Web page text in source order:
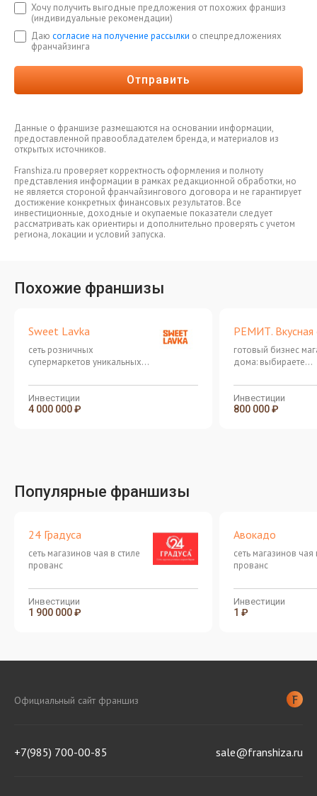
Хочу получить выгодные предложения от похожих франшиз
(индивидуальные рекомендации)
Даю согласие на получение рассылки о спецпредложениях
франчайзинга
Отправить
Данные о франшизе размещаются на основании информации,
предоставленной правообладателем бренда, и материалов из
открытых источников.
Franshiza.ru проверяет корректность оформления и полноту
представления информации в рамках редакционной обработки, но
не является стороной франчайзингового договора и не гарантирует
достижение конкретных финансовых результатов. Все
инвестиционные, доходные и окупаемые показатели следует
рассматривать как ориентиры и дополнительно проверять с учетом
региона, локации и условий запуска.
Похожие франшизы
Sweet Lavka
сеть розничных
супермаркетов уникальных
и продуктов из Азии, США и
Европы
Инвестиции
4 000 000 ₽
РЕМИТ. Вкусная
готовый бизнес
дома: выбираете
и уровень
масштабируете
узнаваемым
Инвестиции
800 000 ₽
Популярные франшизы
24 Градуса
сеть магазинов чая в стиле
прованс
Инвестиции
1 900 000 ₽
Авокадо
сеть магазинов чая
прованс
Инвестиции
1 ₽
Официальный сайт франшиз
+7(985) 700-00-85 sale@franshiza.ru